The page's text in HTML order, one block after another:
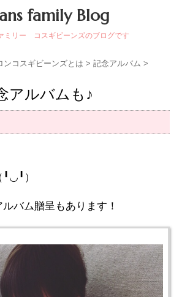
family Blog
ミリー コスギビーンズのブログです
コスギビーンズとは > 記念アルバム >
アルバムも♪
）
バム贈呈もあります！